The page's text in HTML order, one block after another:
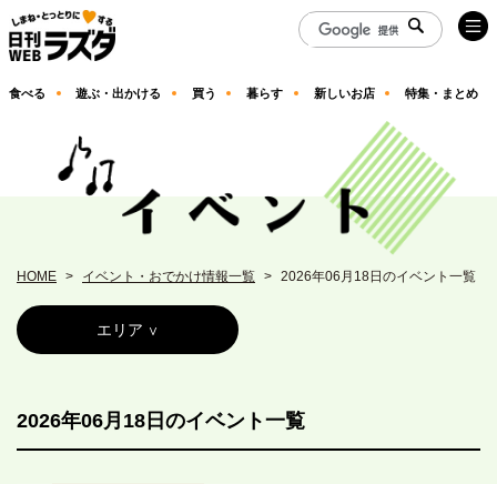
食べる 遊ぶ・出かける 買う 暮らす 新しいお店 特集・まとめ
HOME イベント・おでかけ情報一覧 2026年06月18日のイベント一覧
エリア
2026年06月18日のイベント一覧